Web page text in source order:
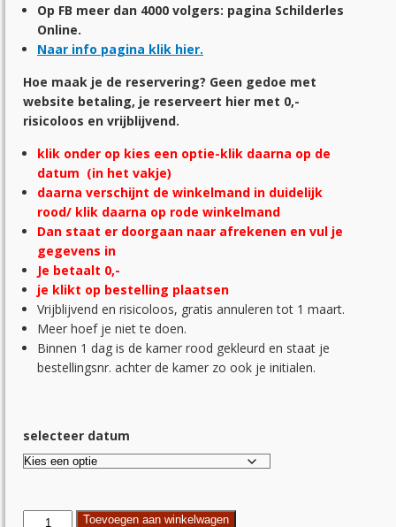
Op FB meer dan 4000 volgers: pagina Schilderles
Online.
Naar info pagina klik hier.
Hoe maak je de reservering? Geen gedoe met
website betaling, je reserveert hier met 0,-
risicoloos en vrijblijvend.
klik onder op kies een optie-klik daarna op de
datum (in het vakje)
daarna verschijnt de winkelmand in duidelijk
rood/ klik daarna op rode winkelmand
Dan staat er doorgaan naar afrekenen en vul je
gegevens in
Je betaalt 0,-
je klikt op bestelling plaatsen
Vrijblijvend en risicoloos, gratis annuleren tot 1 maart.
Meer hoef je niet te doen.
Binnen 1 dag is de kamer rood gekleurd en staat je
bestellingsnr. achter de kamer zo ook je initialen.
selecteer datum
schildervakantieToevoegen aan winkelwagen